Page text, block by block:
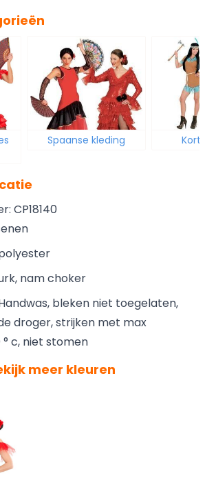
Spaanse kleding
CP18140
nam choker
bleken niet toegelaten,
droger, strijken met max
c, niet stomen
meer kleuren